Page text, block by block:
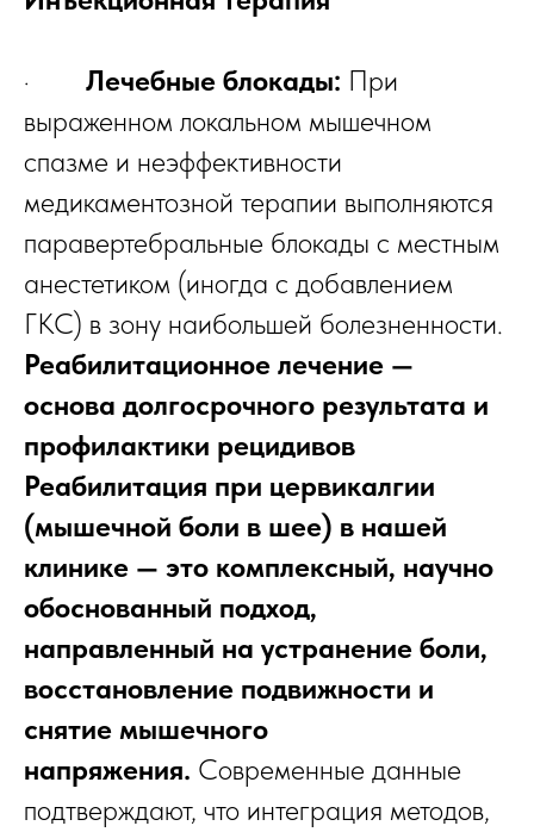
· Лечебные блокады: При
выраженном локальном мышечном
спазме и неэффективности
медикаментозной терапии выполняются
паравертебральные блокады с местным
анестетиком (иногда с добавлением
ГКС) в зону наибольшей болезненности.
Реабилитационное лечение —
основа долгосрочного результата и
профилактики рецидивов
Реабилитация при цервикалгии
(мышечной боли в шее) в нашей
клинике — это комплексный, научно
обоснованный подход,
направленный на устранение боли,
восстановление подвижности и
снятие мышечного
напряжения. Современные данные
подтверждают, что интеграция методов,